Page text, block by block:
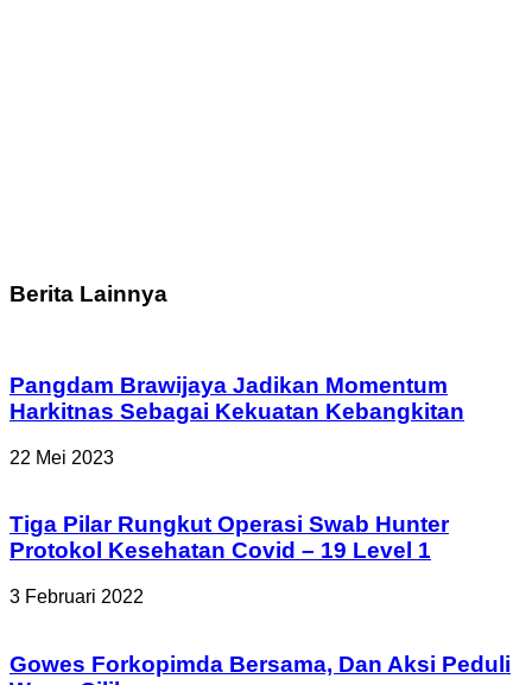
Berita Lainnya
Pangdam Brawijaya Jadikan Momentum
Harkitnas Sebagai Kekuatan Kebangkitan
22 Mei 2023
Tiga Pilar Rungkut Operasi Swab Hunter
Protokol Kesehatan Covid – 19 Level 1
3 Februari 2022
Gowes Forkopimda Bersama, Dan Aksi Peduli